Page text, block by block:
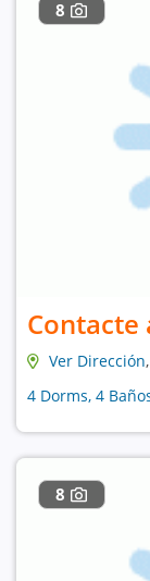
8
Contacte
Ver Dirección
4 Dorms, 4
8